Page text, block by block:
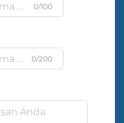
0/100
0/200